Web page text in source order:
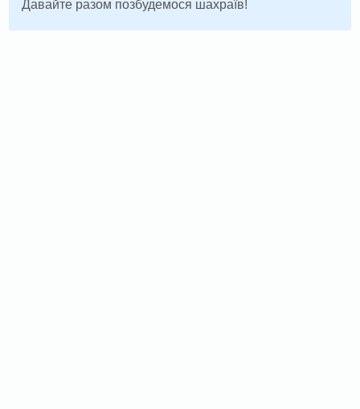
Давайте разом позбудемося шахраїв!